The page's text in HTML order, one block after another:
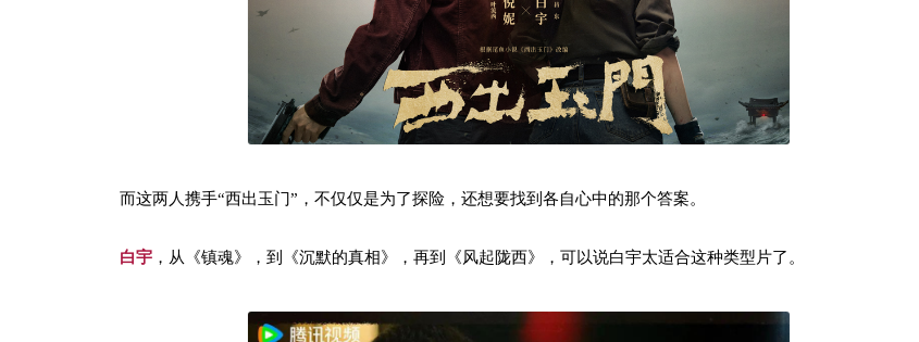
而这两人携手“西出玉门”，不仅仅是为了探险，还想要找到各自心中的那个答案。
白宇 ，从《镇魂》，到《沉默的真相》，再到《风起陇西》，可以说白宇太适合这种类型片了。